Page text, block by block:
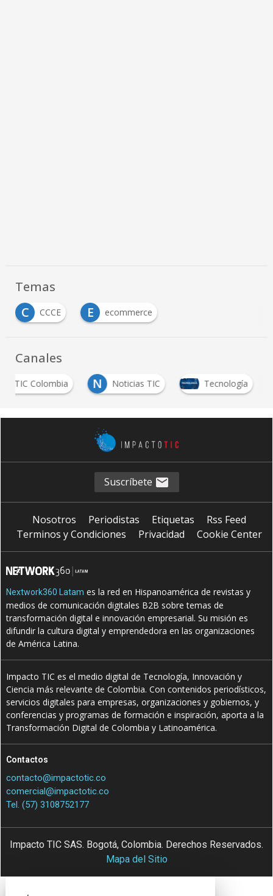
Temas
C
CCCE E ecommerce
Canales
TIC Colombia N Noticias TIC Tecnología
Suscríbete
Nosotros Periodistas Etiquetas
Rss Feed
Terminos y Condiciones
Privacidad Cookie Center
Nextwork360 Latam es la red en Hispanoamérica de revistas y
medios de comunicación digitales B2B sobre temas de
transformación digital e innovación empresarial. Su misión es
difundir la cultura digital y emprendedora en las organizaciones
de América Latina.
Impacto TIC es el medio digital de Tecnología, Innovación y
Ciencia más relevante de Colombia. Con contenidos periodísticos,
servicios digitales para empresas, organizaciones y gobiernos, y
conferencias y programas de formación e inspiración, aporta a la
Transformación Digital de Colombia y Latinoamérica.
Contactos
contacto@impactotic.co
comercial@impactotic.co
Tel. (57) 3108752177
Impacto TIC SAS. Bogotá, Colombia. Derechos Reservados.
Mapa del Sitio